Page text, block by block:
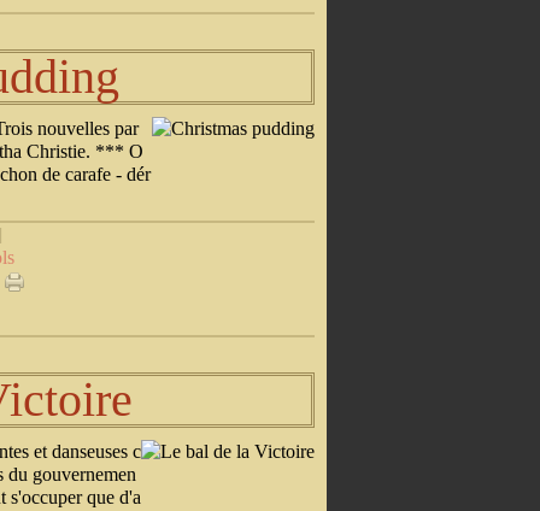
nouvelles par
Christie. *** O
de carafe - dér
et danseuses c
du gouvernemen
s'occuper que d'a